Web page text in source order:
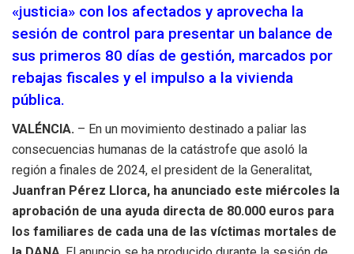
«justicia» con los afectados y aprovecha la
sesión de control para presentar un balance de
sus primeros 80 días de gestión, marcados por
rebajas fiscales y el impulso a la vivienda
pública.
VALÉNCIA. – En un movimiento destinado a paliar las
consecuencias humanas de la catástrofe que asoló la
región a finales de 2024, el president de la Generalitat,
Juanfran Pérez Llorca, ha anunciado este miércoles la
aprobación de una ayuda directa de 80.000 euros para
los familiares de cada una de las víctimas mortales de